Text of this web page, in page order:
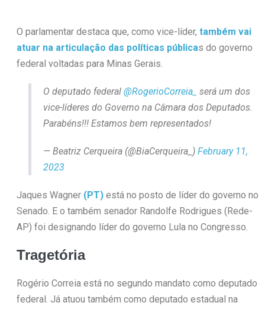
O parlamentar destaca que, como vice-líder, também vai
atuar na articulação das políticas públicas do governo
federal voltadas para Minas Gerais.
O deputado federal @RogerioCorreia_ será um dos
vice-líderes do Governo na Câmara dos Deputados.
Parabéns!!! Estamos bem representados!
— Beatriz Cerqueira (@BiaCerqueira_) February 11,
2023
Jaques Wagner (PT)está no posto de líder do governo no
Senado. E o também senador Randolfe Rodrigues (Rede-
AP) foi designando líder do governo Lula no Congresso.
Tragetória
Rogério Correia está no segundo mandato como deputado
federal. Já atuou também como deputado estadual na